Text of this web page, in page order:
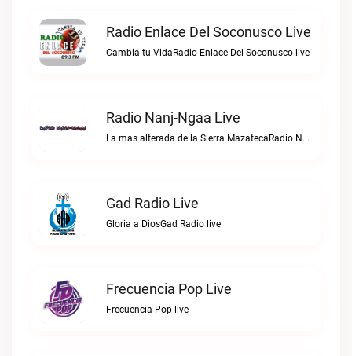
Radio Enlace Del Soconusco Live
Cambia tu VidaRadio Enlace Del Soconusco live
Radio Nanj-Ngaa Live
La mas alterada de la Sierra MazatecaRadio Nanj-Ngaa live
Gad Radio Live
Gloria a DiosGad Radio live
Frecuencia Pop Live
Frecuencia Pop live